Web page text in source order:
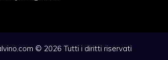
© 2026 Tutti i diritti riservati